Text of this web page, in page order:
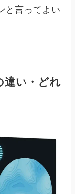
と言ってよい
違い・どれ